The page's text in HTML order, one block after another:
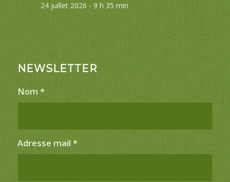
24 juillet 2026 - 9 h 35 min
NEWSLETTER
Nom *
Adresse mail *